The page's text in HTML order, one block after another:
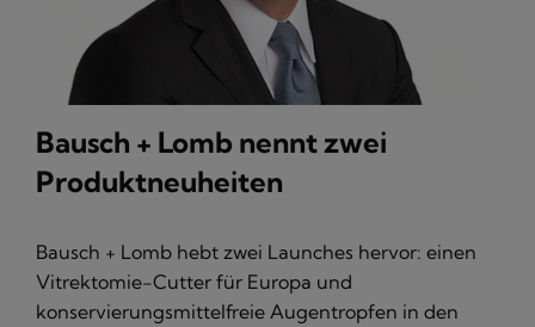
Bausch + Lomb nennt zwei
Produktneuheiten
Bausch + Lomb hebt zwei Launches hervor: einen
Vitrektomie-Cutter für Europa und
konservierungsmittelfreie Augentropfen in den